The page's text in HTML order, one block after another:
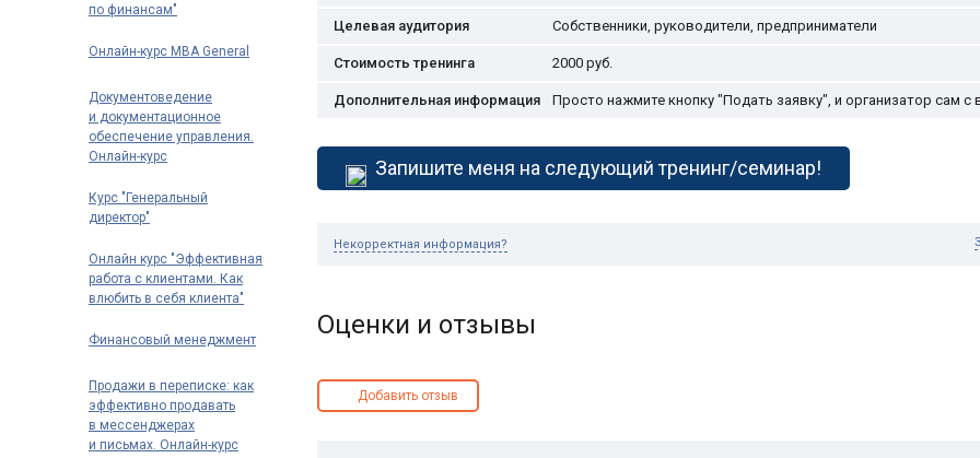
Целевая аудитория Собственники, руководители, предприниматели
Стоимость тренинга 2000 руб.
Дополнительная информация Просто нажмите кнопку "Подать заявку", и организатор сам с
Запишите меня на следующий тренинг/семинар!
Некорректная информация?
Оценки и отзывы
Добавить отзыв
по финансам"
Онлайн-курс MBA General
Документоведение
и документационное
обеспечение управления.
Онлайн-курс
Курс "Генеральный
директор"
Онлайн курс "Эффективная
работа с клиентами. Как
влюбить в себя клиента"
Финансовый менеджмент
Продажи в переписке: как
эффективно продавать
в мессенджерах
и письмах. Онлайн-курс